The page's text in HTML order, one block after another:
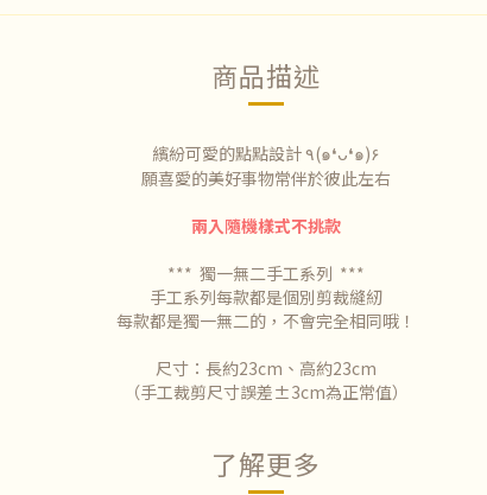
商品描述
繽紛可愛的點點設計 ٩(๑❛ᴗ❛๑)۶
願喜愛的美好事物常伴於彼此左右
兩入隨機樣式不挑款
*** 獨一無二手工系列 ***
手工系列每款都是個別剪裁縫紉
每款都是獨一無二的，不會完全相同哦！
尺寸：長約23cm、高約23cm
（手工裁剪尺寸誤差±3cm為正常值）
了解更多